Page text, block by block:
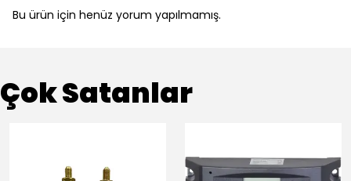
Bu ürün için henüz yorum yapılmamış.
Çok Satanlar